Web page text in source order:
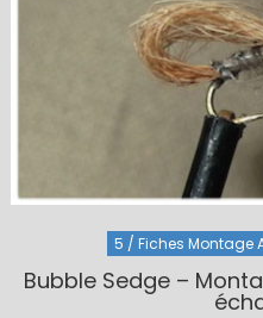
5 / Fiches Montage
Bubble Sedge –